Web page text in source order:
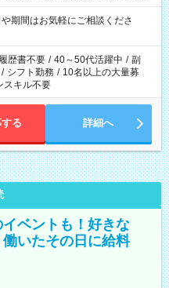
期間はお気軽にご相談くださ
履歴書不要 / 40～50代活躍中 / 副
/ シフト勤務 / 10名以上の大量募
スキル不要
る 詳細へ
ベントも！好きな
いたその日に給料